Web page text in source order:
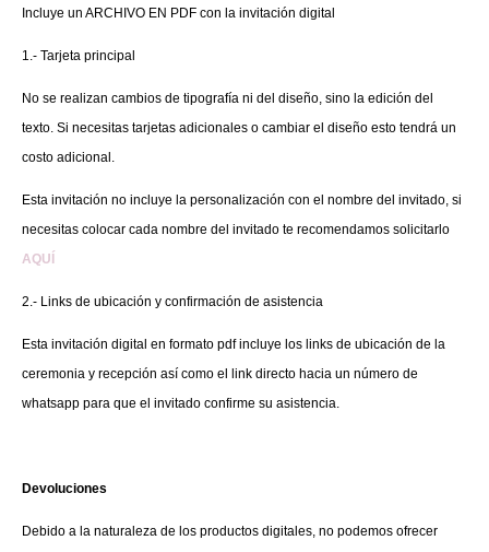
Incluye un ARCHIVO EN PDF con la invitación digital
1.- Tarjeta principal
No se realizan cambios de tipografía ni del diseño, sino la edición del
texto. Si necesitas tarjetas adicionales o cambiar el diseño esto tendrá un
costo adicional.
Esta invitación no incluye la personalización con el nombre del invitado, si
necesitas colocar cada nombre del invitado te recomendamos solicitarlo
AQUÍ
2.- Links de ubicación y confirmación de asistencia
Esta invitación digital en formato pdf incluye los links de ubicación de la
ceremonia y recepción así como el link directo hacia un número de
whatsapp para que el invitado confirme su asistencia.
Devoluciones
Debido a la naturaleza de los productos digitales, no podemos ofrecer